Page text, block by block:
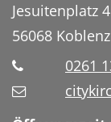
Jesuitenplatz 4
56068 Koblenz
0261